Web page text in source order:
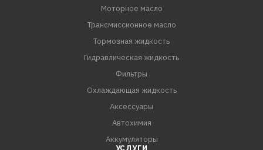
Моторное масло
Трансмиссионное масло
Тормозная жидкость
Гидравлическая жидкость
Фильтры
Охлаждающая жидкость
Аксессуары
Автохимия
Аккумуляторы
УСЛУГИ